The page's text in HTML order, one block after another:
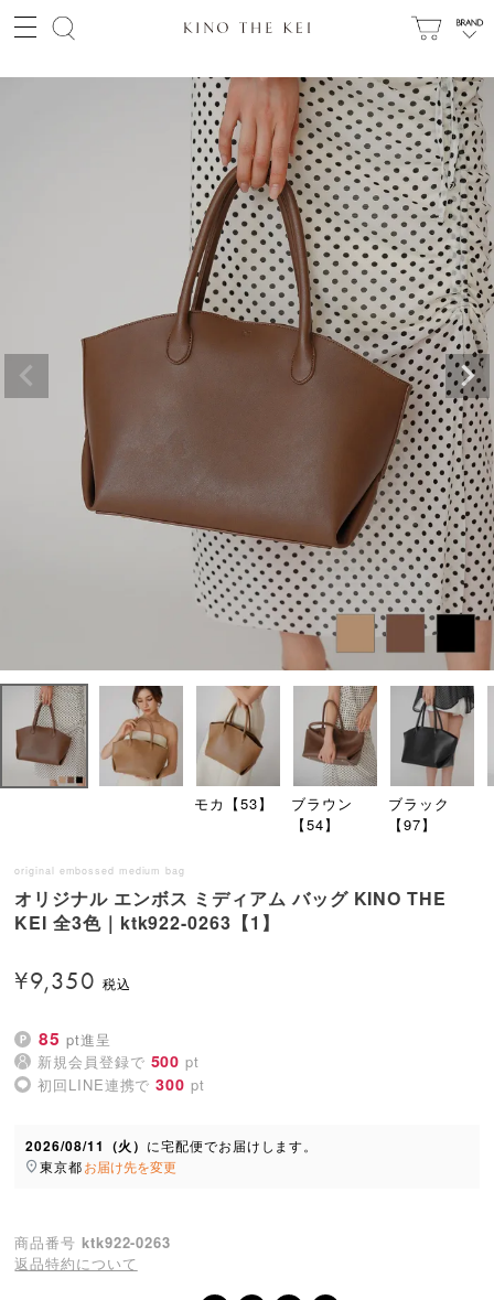
モカ【53】
ブラウン
【54】
ブラック
【97】
original embossed medium bag
オリジナル エンボス ミディアム バッグ KINO THE
KEI 全3色｜ktk922-0263【1】
¥9,350
85 pt進呈
新規会員登録で 500 pt
初回LINE連携で 300 pt
2026/08/11（火） に宅配便でお届けします。
東京都お届け先を変更
商品番号 ktk922-0263
返品特約について